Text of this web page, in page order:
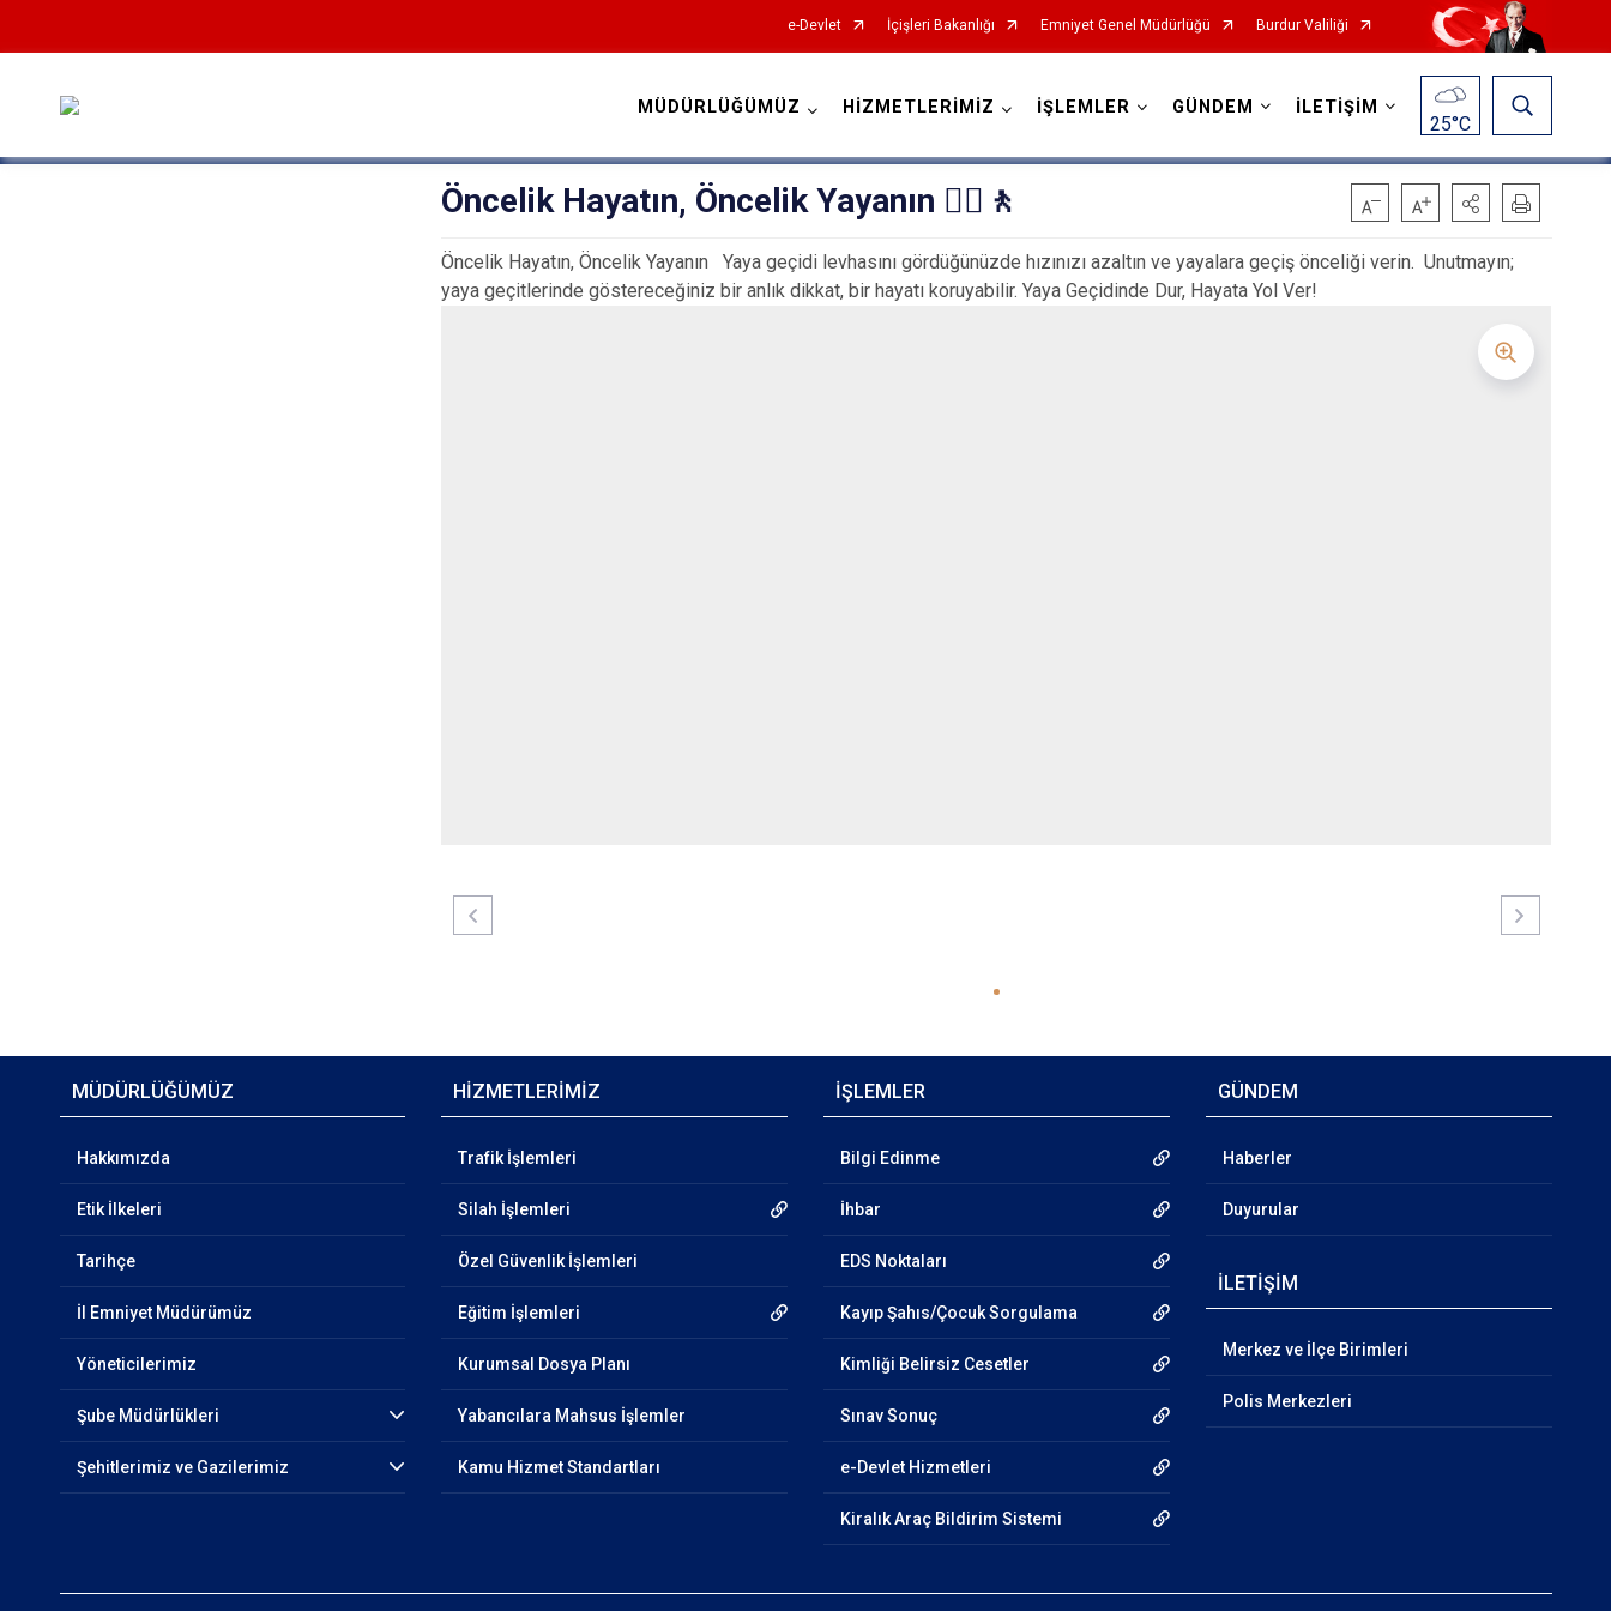
e-Devlet İçişleri Bakanlığı Emniyet Genel Müdürlüğü Burdur Valiliği
MÜDÜRLÜĞÜMÜZ HİZMETLERİMİZ İŞLEMLER GÜNDEM İLETİŞİM
25°C
Öncelik Hayatın, Öncelik Yayanın 🚶‍♀️🚶
Öncelik Hayatın, Öncelik Yayanın Yaya geçidi levhasını gördüğünüzde hızınızı azaltın ve yayalara geçiş önceliği verin. Unutmayın;
yaya geçitlerinde göstereceğiniz bir anlık dikkat, bir hayatı koruyabilir. Yaya Geçidinde Dur, Hayata Yol Ver!
MÜDÜRLÜĞÜMÜZ
Hakkımızda
Etik İlkeleri
Tarihçe
İl Emniyet Müdürümüz
Yöneticilerimiz
Şube Müdürlükleri
Şehitlerimiz ve Gazilerimiz
HİZMETLERİMİZ
Trafik İşlemleri
Silah İşlemleri
Özel Güvenlik İşlemleri
Eğitim İşlemleri
Kurumsal Dosya Planı
Yabancılara Mahsus İşlemler
Kamu Hizmet Standartları
İŞLEMLER
Bilgi Edinme
İhbar
EDS Noktaları
Kayıp Şahıs/Çocuk Sorgulama
Kimliği Belirsiz Cesetler
Sınav Sonuç
e-Devlet Hizmetleri
Kiralık Araç Bildirim Sistemi
GÜNDEM
Haberler
Duyurular
İLETİŞİM
Merkez ve İlçe Birimleri
Polis Merkezleri